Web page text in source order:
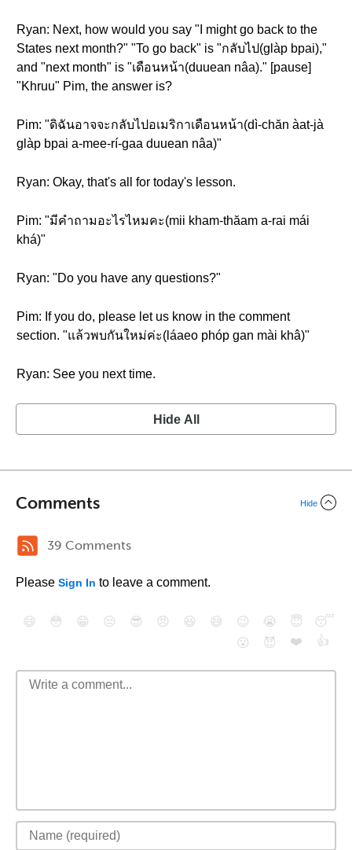
Ryan: Next, how would you say "I might go back to the
States next month?" "To go back" is "กลับไป(glàp bpai),"
and "next month" is "เดือนหน้า(duuean nâa)." [pause]
"Khruu" Pim, the answer is?
Pim: "ดิฉันอาจจะกลับไปอเมริกาเดือนหน้า(dì-chăn àat-jà
glàp bpai a-mee-rí-gaa duuean nâa)"
Ryan: Okay, that's all for today's lesson.
Pim: "มีคำถามอะไรไหมคะ(mii kham-thăam a-rai mái
khá)"
Ryan: "Do you have any questions?"
Pim: If you do, please let us know in the comment
section. "แล้วพบกันใหม่ค่ะ(láaeo phóp gan mài khâ)"
Ryan: See you next time.
Hide All
Comments Hide
39 Comments
Please Sign In to leave a comment.
😄 😳 😁 😒 😎 😠 😆 😅 😉 😭 😇
😴
😮
😈 ❤️ 👍